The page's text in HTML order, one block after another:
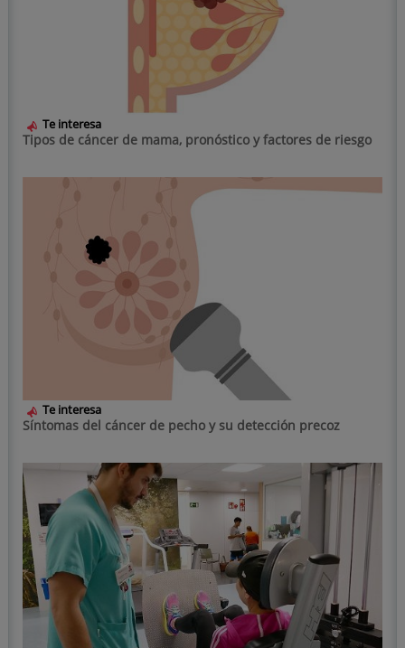
Te interesa
Tipos de cáncer de mama, pronóstico y factores de riesgo
Te interesa
Síntomas del cáncer de pecho y su detección precoz